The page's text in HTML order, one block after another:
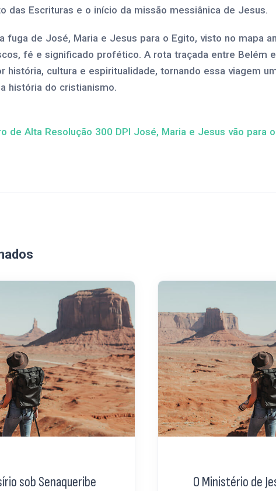
das Escrituras e o início da missão messiânica de Jesus.
fuga de José, Maria e Jesus para o Egito, visto no mapa
fé e significado profético. A rota traçada entre Belém
história, cultura e espiritualidade, tornando essa viagem
história do cristianismo.
de Alta Resolução 300 DPI José, Maria e Jesus vão para
sob Senaqueribe O Ministério de